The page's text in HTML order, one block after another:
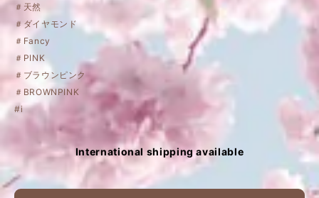
＃天然
＃ダイヤモンド
＃Fancy
＃PINK
＃ブラウンピンク
＃BROWNPINK
#i
International shipping available